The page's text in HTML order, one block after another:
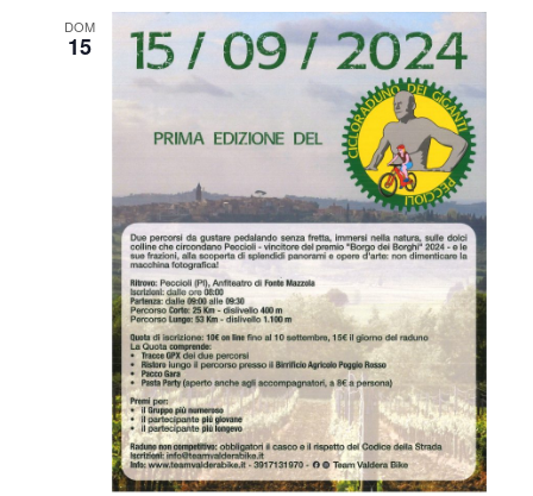
DOM
15